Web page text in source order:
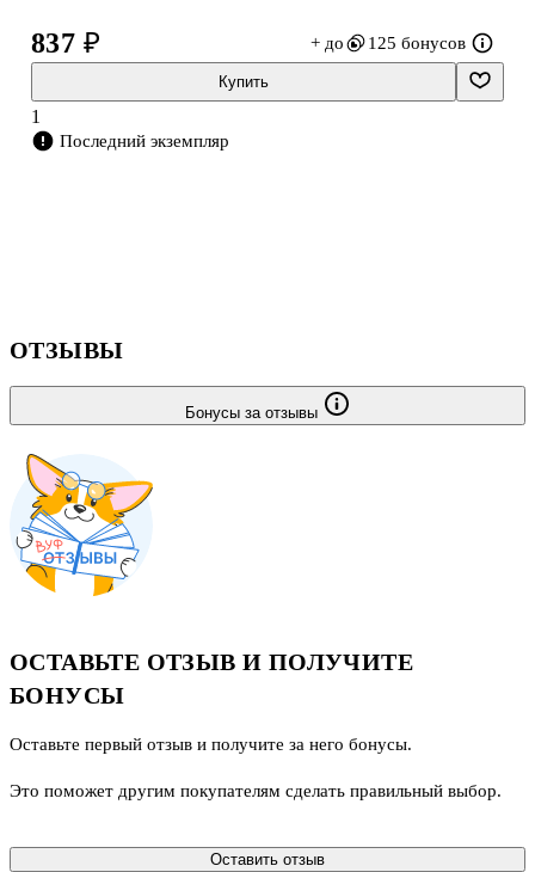
unrivaled in savagery and cunning. Not only is Vega's life and the
lives of her friends on the lin
837 ₽ + до 125 бонусов
Купить
1
Последний экземпляр
ОТЗЫВЫ
Бонусы за отзывы
ОСТАВЬТЕ ОТЗЫВ И ПОЛУЧИТЕ
БОНУСЫ
Оставьте первый отзыв и получите за него бонусы.
Это поможет другим покупателям сделать правильный выбор.
Оставить отзыв